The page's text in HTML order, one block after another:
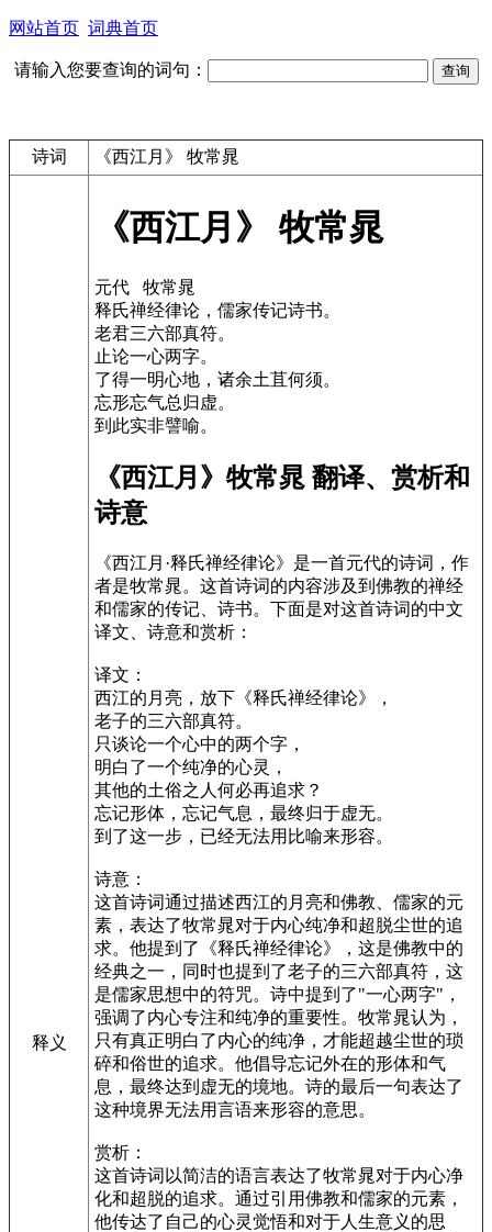
网站首页 词典首页
请输入您要查询的词句：
诗词 《西江月》 牧常晁
释义
《西江月》 牧常晁
元代 牧常晁
释氏禅经律论，儒家传记诗书。
老君三六部真符。
止论一心两字。
了得一明心地，诸余土苴何须。
忘形忘气总归虚。
到此实非譬喻。
《西江月》牧常晁 翻译、赏析和
诗意
《西江月·释氏禅经律论》是一首元代的诗词，作
者是牧常晁。这首诗词的内容涉及到佛教的禅经
和儒家的传记、诗书。下面是对这首诗词的中文
译文、诗意和赏析：
译文：
西江的月亮，放下《释氏禅经律论》，
老子的三六部真符。
只谈论一个心中的两个字，
明白了一个纯净的心灵，
其他的土俗之人何必再追求？
忘记形体，忘记气息，最终归于虚无。
到了这一步，已经无法用比喻来形容。
诗意：
这首诗词通过描述西江的月亮和佛教、儒家的元
素，表达了牧常晁对于内心纯净和超脱尘世的追
求。他提到了《释氏禅经律论》，这是佛教中的
经典之一，同时也提到了老子的三六部真符，这
是儒家思想中的符咒。诗中提到了"一心两字"，
强调了内心专注和纯净的重要性。牧常晁认为，
只有真正明白了内心的纯净，才能超越尘世的琐
碎和俗世的追求。他倡导忘记外在的形体和气
息，最终达到虚无的境地。诗的最后一句表达了
这种境界无法用言语来形容的意思。
赏析：
这首诗词以简洁的语言表达了牧常晁对于内心净
化和超脱的追求。通过引用佛教和儒家的元素，
他传达了自己的心灵觉悟和对于人生意义的思